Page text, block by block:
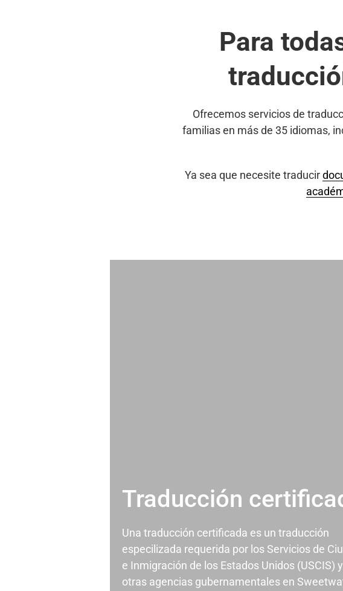
Para
Ofrecemos servicios de
familias en más de 35 idiomas,
Ya sea que necesite traducir
Traducción
Una traducción certificada es un traducción
especilizada requerida por los Servicios de
e Inmigración de los Estados Unidos (USCIS)
otras agencias gubernamentales en